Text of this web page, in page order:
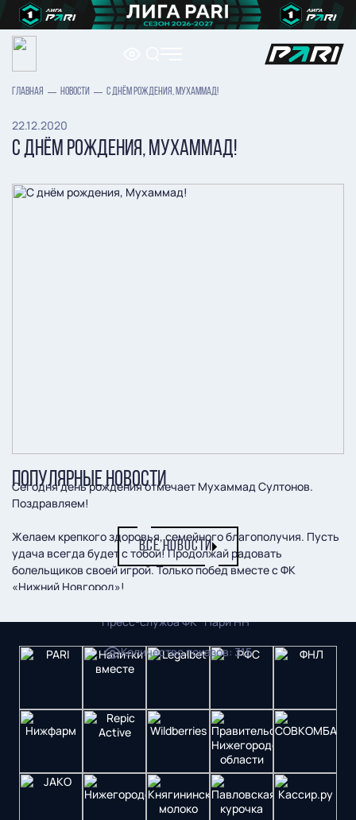
ГЛАВНАЯ НОВОСТИ С ДНЁМ РОЖДЕНИЯ, МУХАММАД!
22.12.2020
С ДНЁМ РОЖДЕНИЯ, МУХАММАД!
Сегодня день рождения отмечает Мухаммад Султонов.
Поздравляем!
Желаем крепкого здоровья, семейного благополучия. Пусть
удача всегда будет с тобой! Продолжай радовать
болельщиков своей игрой. Только побед вместе с ФК
«Нижний Новгород»!
Пресс-служба ФК "Пари НН"
Количество показов: 315
ПОПУЛЯРНЫЕ НОВОСТИ
ВСЕ НОВОСТИ